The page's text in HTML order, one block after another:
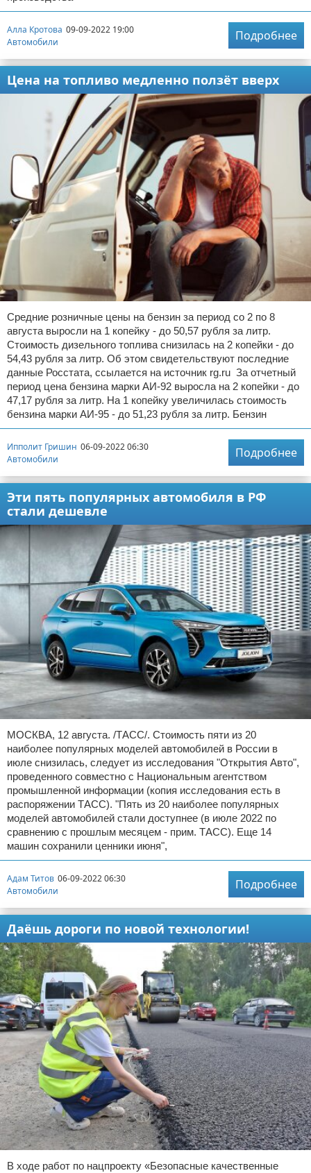
Алла Кротова 09-09-2022 19:00
Автомобили
Подробнее
Цена на топливо медленно ползёт вверх
Средние розничные цены на бензин за период со 2 по 8
августа выросли на 1 копейку - до 50,57 рубля за литр.
Стоимость дизельного топлива снизилась на 2 копейки - до
54,43 рубля за литр. Об этом свидетельствуют последние
данные Росстата, ссылается на источник rg.ru За отчетный
период цена бензина марки АИ-92 выросла на 2 копейки - до
47,17 рубля за литр. На 1 копейку увеличилась стоимость
бензина марки АИ-95 - до 51,23 рубля за литр. Бензин
Ипполит Гришин 06-09-2022 06:30
Автомобили
Подробнее
Эти пять популярных автомобиля в РФ
стали дешевле
МОСКВА, 12 августа. /ТАСС/. Стоимость пяти из 20
наиболее популярных моделей автомобилей в России в
июле снизилась, следует из исследования "Открытия Авто",
проведенного совместно с Национальным агентством
промышленной информации (копия исследования есть в
распоряжении ТАСС). "Пять из 20 наиболее популярных
моделей автомобилей стали доступнее (в июле 2022 по
сравнению с прошлым месяцем - прим. ТАСС). Еще 14
машин сохранили ценники июня",
Адам Титов 06-09-2022 06:30
Автомобили
Подробнее
Даёшь дороги по новой технологии!
В ходе работ по нацпроекту «Безопасные качественные